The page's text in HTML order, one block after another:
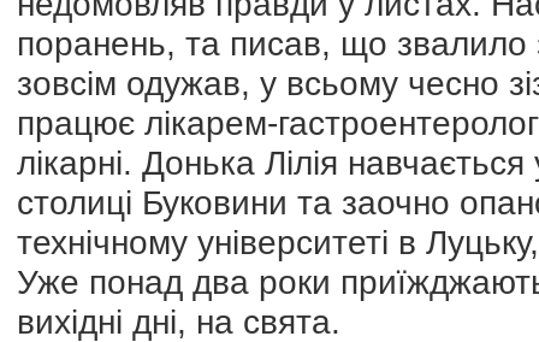
поранень, та писав, що звалило
зовсім одужав, у всьому чесно
працює лікарем-
лікарні. Донька Лілія
столиці Буковини та заочно
технічному університеті в
Уже понад два роки
вихідні дні, на свята.